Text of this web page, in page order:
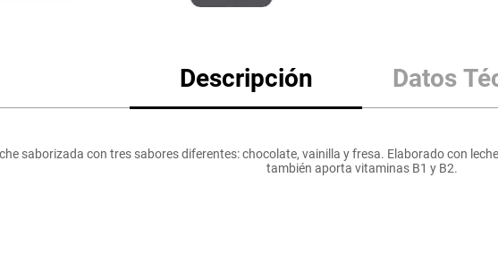
Descripción Datos
saborizada con tres sabores diferentes: chocolate, vainilla y fresa. Elaborado con
también aporta vitaminas B1 y B2.